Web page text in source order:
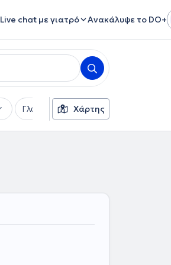
Live chat με γιατρό Ανακάλυψε το DO+
Γλώσσες Ασφαλιστικές εταιρείες
Χάρτης